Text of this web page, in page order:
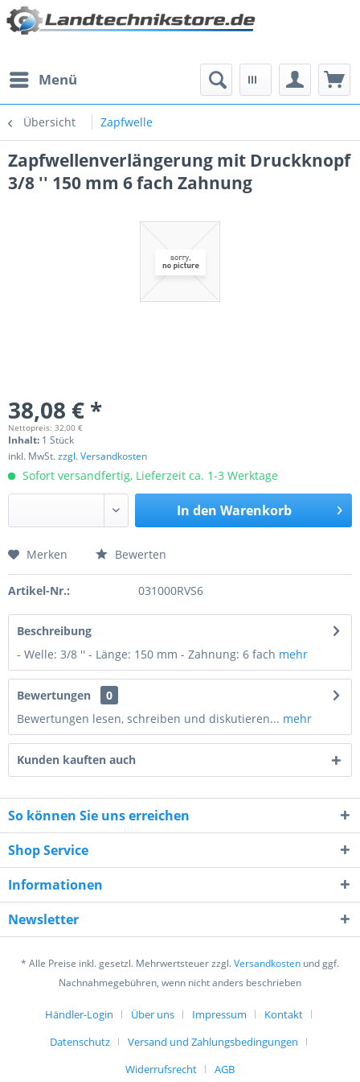
Menü
Übersicht Zapfwelle
Zapfwellenverlängerung mit Druckknopf
3/8 '' 150 mm 6 fach Zahnung
38,08 € *
Nettopreis: 32,00 €
Inhalt: 1 Stück
inkl. MwSt.zzgl. Versandkosten
Sofort versandfertig, Lieferzeit ca. 1-3 Werktage
In den Warenkorb
Preis anfragen
8 - 2 = ?
Ich habe dieDatenschutzerklärunggelesen,
verstanden und stimme zu. *
Merken Bewerten
Artikel-Nr.: 031000RVS6
Beschreibung
- Welle: 3/8 '' - Länge: 150 mm - Zahnung: 6 fach mehr
Bewertungen
0
Bewertungen lesen, schreiben und diskutieren... mehr
Kunden kauften auch
So können Sie uns erreichen
Shop Service
Informationen
Newsletter
* Alle Preise inkl. gesetzl. Mehrwertsteuer zzgl.Versandkosten und ggf.
Nachnahmegebühren, wenn nicht anders beschrieben
Händler-Login Über uns Impressum
Kontakt
Datenschutz
Versand und Zahlungsbedingungen
Widerrufsrecht
AGB